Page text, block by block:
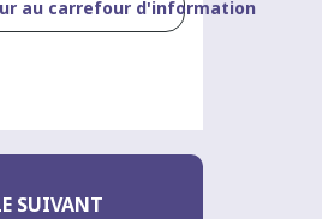
au carrefour d'information
SUIVANT